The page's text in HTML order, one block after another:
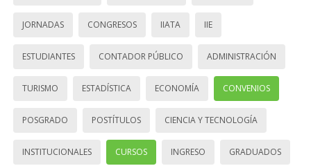
JORNADAS CONGRESOS IIATA IIE
ESTUDIANTES CONTADOR PÚBLICO ADMINISTRACIÓN
TURISMO ESTADÍSTICA ECONOMÍA CONVENIOS
POSGRADO POSTÍTULOS CIENCIA Y TECNOLOGÍA
INSTITUCIONALES CURSOS INGRESO GRADUADOS